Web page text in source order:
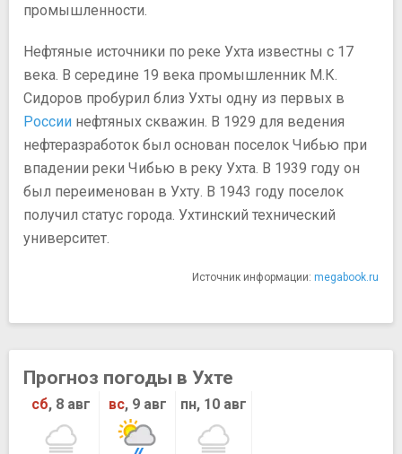
промышленности.
Нефтяные источники по реке Ухта известны с 17
века. В середине 19 века промышленник М.К.
Сидоров пробурил близ Ухты одну из первых в
России нефтяных скважин. В 1929 для ведения
нефтеразработок был основан поселок Чибью при
впадении реки Чибью в реку Ухта. В 1939 году он
был переименован в Ухту. В 1943 году поселок
получил статус города. Ухтинский технический
университет.
Источник информации: megabook.ru
Прогноз погоды в Ухте
сб, 8 авг вс, 9 авг пн, 10 авг